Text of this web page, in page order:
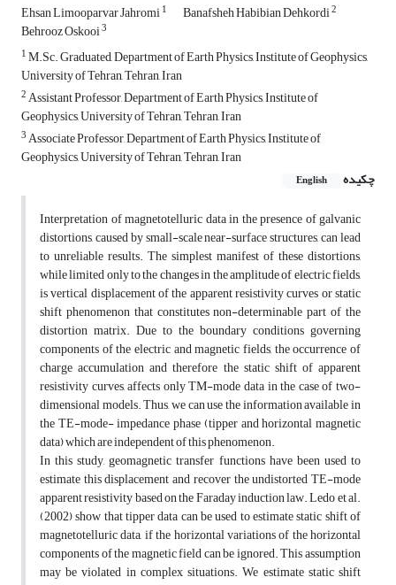
Ehsan Limooparvar Jahromi1 Banafsheh Habibian Dehkordi2
Behrooz Oskooi3
1M.Sc. Graduated, Department of Earth Physics, Institute of Geophysics,
University of Tehran, Tehran, Iran
2Assistant Professor, Department of Earth Physics, Institute of
Geophysics, University of Tehran, Tehran, Iran
3Associate Professor, Department of Earth Physics, Institute of
Geophysics, University of Tehran, Tehran, Iran
چکیده
English
Interpretation of magnetotelluric data in the presence of galvanic
distortions, caused by small-scale near-surface structures, can lead
to unreliable results. The simplest manifest of these distortions,
while limited only to the changes in the amplitude of electric fields,
is vertical displacement of the apparent resistivity curves or static
shift phenomenon that constitutes non-determinable part of the
distortion matrix. Due to the boundary conditions governing
components of the electric and magnetic fields, the occurrence of
charge accumulation and therefore the static shift of apparent
resistivity curves, affects only TM-mode data in the case of two-
dimensional models. Thus, we can use the information available in
the TE-mode- impedance phase (tipper and horizontal magnetic
data) which are independent of this phenomenon.
In this study, geomagnetic transfer functions have been used to
estimate this displacement and recover the undistorted TE-mode
apparent resistivity based on the Faraday induction law. Ledo et al.
(2002) show that tipper data can be used to estimate static shift of
magnetotelluric data, if the horizontal variations of the horizontal
components of the magnetic field can be ignored. This assumption
may be violated in complex situations. We estimate static shift